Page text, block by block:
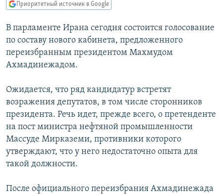
Вернутся
поиску
КАВКАЗ.РЕАЛИИ
СЕВЕР.РЕАЛИИ
СИБИРЬ.РЕАЛИИ
РАСПИСАНИЕ ВЕЩАНИЯ
ПОДПИШИТЕСЬ НА РАССЫЛКУ
СОЦИАЛЬНЫЕ СЕТИ
Приоритетный источник в Google
В парламенте Ирана сегодня состоится голосование
по составу нового кабинета, предложенного
переизбранным президентом Махмудом
Ахмадинежадом.
Ожидается, что ряд кандидатур встретят
возражения депутатов, в том числе сторонников
президента. Речь идет, прежде всего, о претенденте
на пост министра нефтяной промышленности
Массуде Мирказеми, противники которого
утверждают, что у него недостаточно опыта для
такой должности.
После официального переизбрания Ахмадинежада